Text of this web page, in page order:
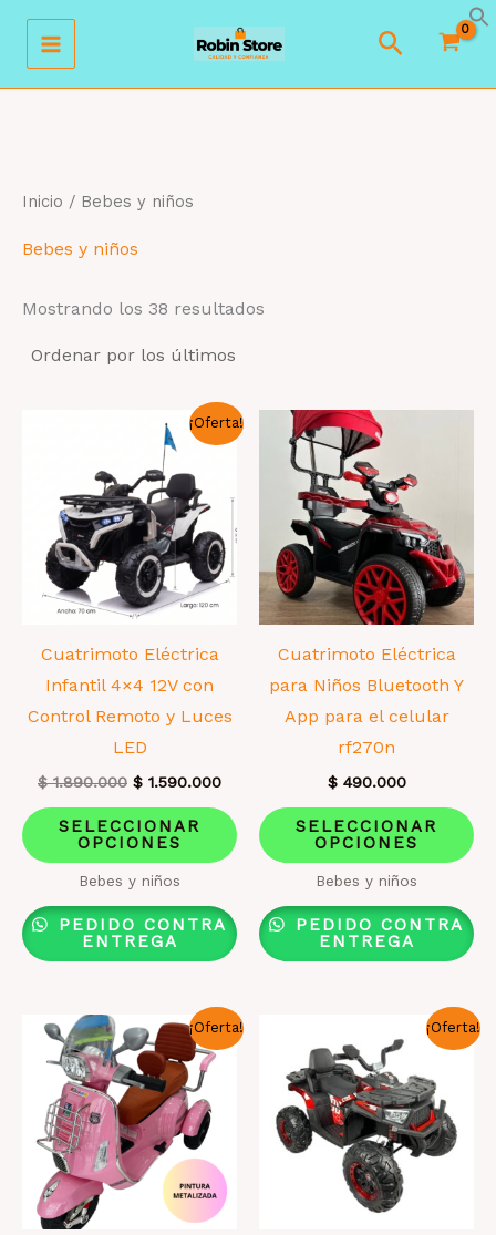
contenido
Buscar
Inicio / Bebes y niños
Bebes y niños
Mostrando los 38 resultados
¡Oferta!
Cuatrimoto Eléctrica
Infantil 4×4 12V con
Control Remoto y Luces
LED
$1.890.000 El
original
era:
$ 1.890.000.
$ 1.590.000El
actual
es:
$ 1.590.000.
SELECCIONAR
OPCIONES
Este
producto
múltiples
variantes.
se
Bebes y niños
PEDIDO CONTRA
ENTREGA
Cuatrimoto Eléctrica
para Niños Bluetooth Y
App para el celular
rf270n
$490.000
SELECCIONAR
OPCIONES
se
Bebes y niños
PEDIDO CONTRA
ENTREGA
¡Oferta! ¡Oferta!